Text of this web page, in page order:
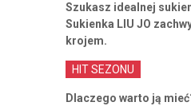
599,00 zł.
Szukasz idealnej
Sukienka LIU JO
krojem.
HIT SEZONU
Dlaczego warto ją